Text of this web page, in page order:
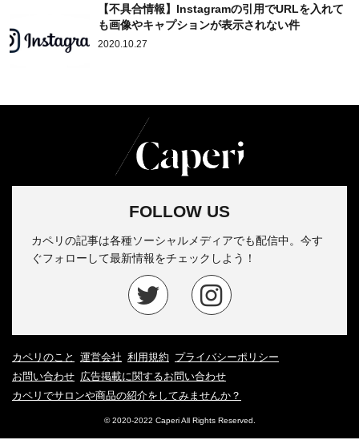
【不具合情報】Instagramの引用でURLを入れて
も画像やキャプションが表示されない件
2020.10.27
FOLLOW US
カペリの記事は各種ソーシャルメディアでも配信中。今す
ぐフォローして最新情報をチェックしよう！
カペリのこと 運営会社 利用規約 プライバシーポリシー
お問い合わせ 広告掲載に関するお問い合わせ
カペリでサロンや商品の紹介をしてみませんか？
© 2020-2022 Caperi All Rights Reserved.